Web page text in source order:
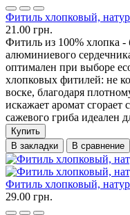
Фитиль хлопковый,
21.00 грн.
Фитиль из 100% хлопка -
алюминиевого
оптимален при выборе
хлопковых фитилей: не
воске, благодаря
искажает аромат сгорает
сажевого гриба идеален
Купить
В закладки
В сравнение
Фитиль хлопковый,
29.00 грн.